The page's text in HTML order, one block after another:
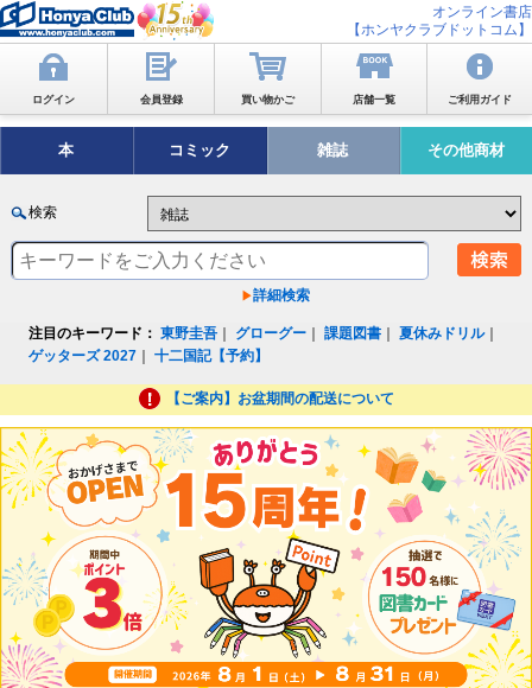
オンライン書店
【ホンヤクラブドットコム】
ログイン 会員登録 買い物かご 店舗一覧 ご利用ガイド
本 コミック 雑誌 その他商材
検索
詳細検索
注目のキーワード： 東野圭吾 グローグー ｜課題図書 ｜夏休みドリル｜
ゲッターズ 2027 ｜十二国記【予約】
【ご案内】お盆期間の配送について